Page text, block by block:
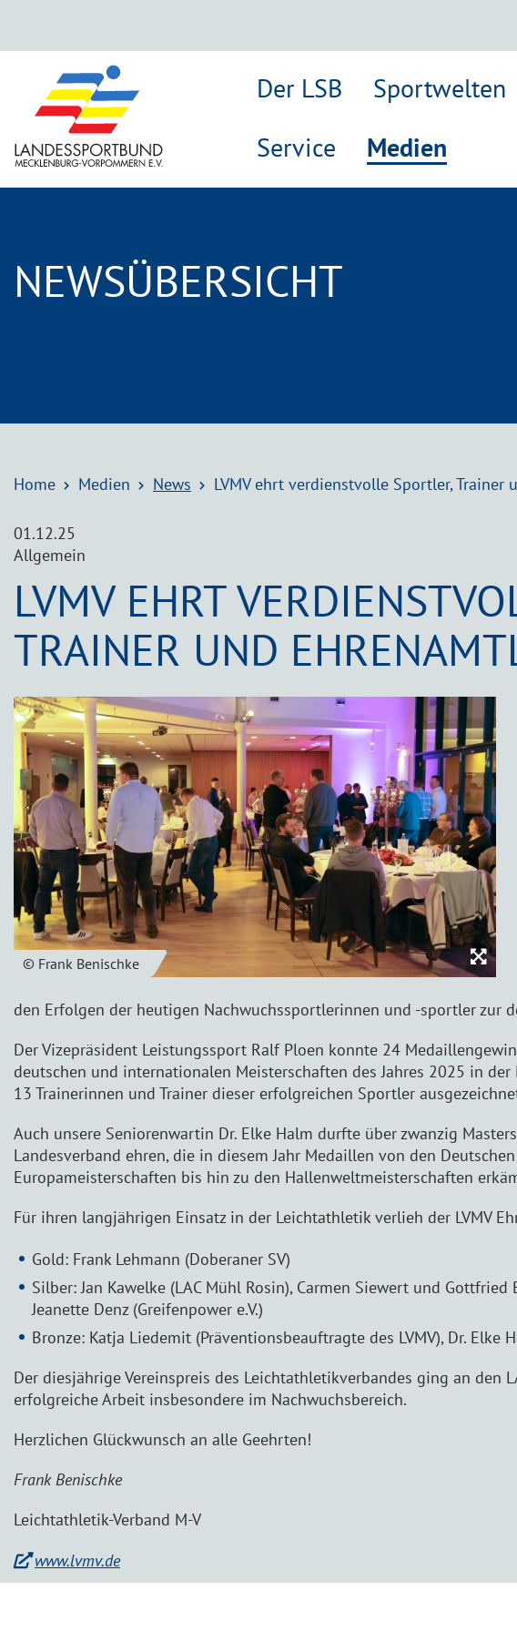
Der LSB Sportwelten
Service
Medien
NEWSÜBERSICHT
Home Medien News LVMV ehrt verdienstvolle Sportler, Trainer
01.12.25
Allgemein
LVMV EHRT
TRAINER UND
© Frank Benischke
den Erfolgen der heutigen Nachwuchssportlerinnen und -sportler zur
Der Vizepräsident Leistungssport Ralf Ploen konnte 24
deutschen und internationalen Meisterschaften des Jahres 2025 in
13 Trainerinnen und Trainer dieser erfolgreichen Sportler
Auch unsere Seniorenwartin Dr. Elke Halm durfte über zwanzig
Landesverband ehren, die in diesem Jahr Medaillen von den
Europameisterschaften bis hin zu den Hallenweltmeisterschaften
Für ihren langjährigen Einsatz in der Leichtathletik verlieh der LVMV
Gold: Frank Lehmann (Doberaner SV)
Silber: Jan Kawelke (LAC Mühl Rosin), Carmen Siewert und Gottfried
Jeanette Denz (Greifenpower e.V.)
Bronze: Katja Liedemit (Präventionsbeauftragte des LVMV), Dr. Elke
Der diesjährige Vereinspreis des Leichtathletikverbandes ging an den
erfolgreiche Arbeit insbesondere im Nachwuchsbereich.
Herzlichen Glückwunsch an alle Geehrten!
Frank Benischke
Leichtathletik-Verband M-V
www.lvmv.de